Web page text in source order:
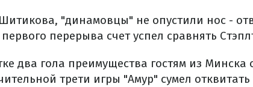
"динамовцы" не опустили нос -
перерыва счет успел сравнять
два гола преимущества гостям из Минска
трети игры "Амур" сумел отквитать